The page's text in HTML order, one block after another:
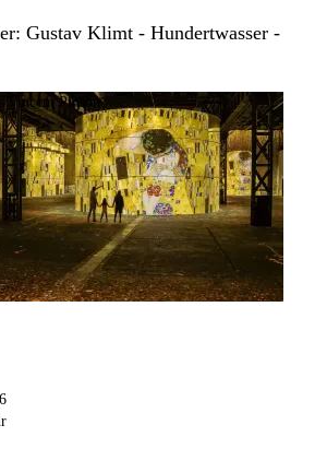
Gustav Klimt - Hundertwasser -
Vincent Pinson